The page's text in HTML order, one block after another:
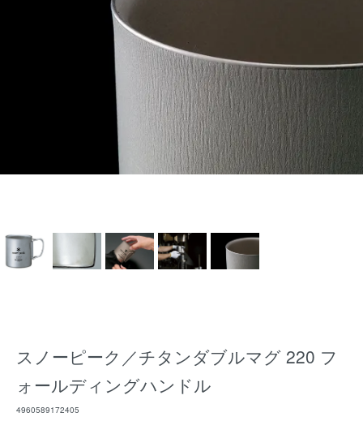
スノーピーク／チタンダブルマグ 220 フ
ォールディングハンドル
4960589172405